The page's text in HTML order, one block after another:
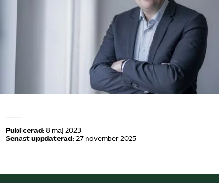
Sök på kompetensforetagen.se
Publicerad: 8 maj 2023
Senast uppdaterad: 27 november 2025